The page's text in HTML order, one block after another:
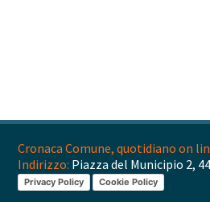
Cronaca Comune, quotidiano on
Indirizzo: Piazza del Municipio 2,
Privacy Policy Cookie Policy